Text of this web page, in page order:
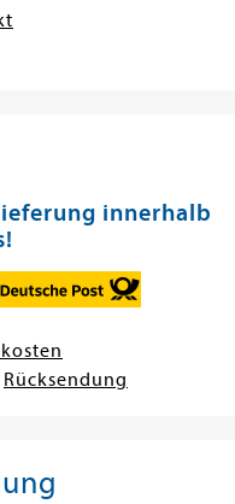
innerhalb
Rücksendung